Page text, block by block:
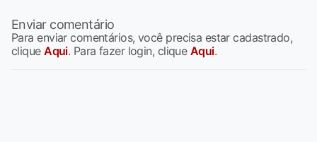
Enviar comentário
Para enviar comentários, você precisa estar cadastrado,
cliqueAqui. Para fazer login, clique Aqui.